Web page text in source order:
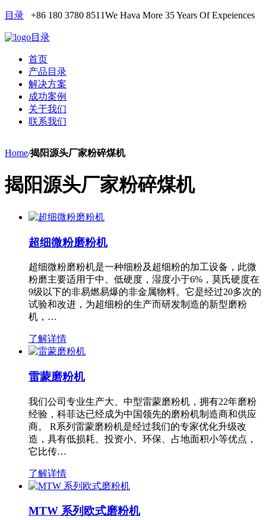
目录 +86 180 3780 8511We Hava More 35 Years Of Expeiences
目录
首页
产品目录
解决方案
成功案例
关于我们
联系我们
Home/揭阳源头厂家粉碎煤机
揭阳源头厂家粉碎煤机
超细微粉磨粉机
超细微粉磨粉机是一种细粉及超细粉的加工设备，此微
粉磨主要适用于中、低硬度，湿度小于6%，莫氏硬度在
9级以下的非易燃易爆的非金属物料。它是经过20多次的
试验和改进，为超细粉的生产而研发制造的新型磨粉
机，…
了解详情
雷蒙磨粉机
我们公司专业生产大、中型雷蒙磨粉机，拥有22年磨粉
经验，科菲达已经成为中国领先的磨粉机制造商和供应
商。 R系列雷蒙磨粉机是经过我们的专家优化升级改
造，具有低损耗、投资小、环保、占地面积小等优点，
它比传…
了解详情
MTW 系列欧式磨粉机